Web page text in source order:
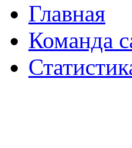
Главная
Команда